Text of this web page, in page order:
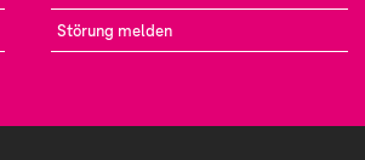
Störung melden